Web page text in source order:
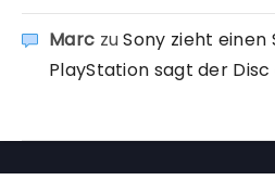
Marc zuSony zieht einen
PlayStation sagt der